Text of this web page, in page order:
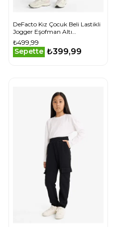
DeFacto Kız Çocuk Beli Lastikli
Jogger Eşofman Altı
F0389A825AUGN470
₺499,99
Sepette ₺399,99